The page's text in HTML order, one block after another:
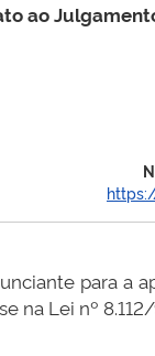
ao
para a
na Lei nº